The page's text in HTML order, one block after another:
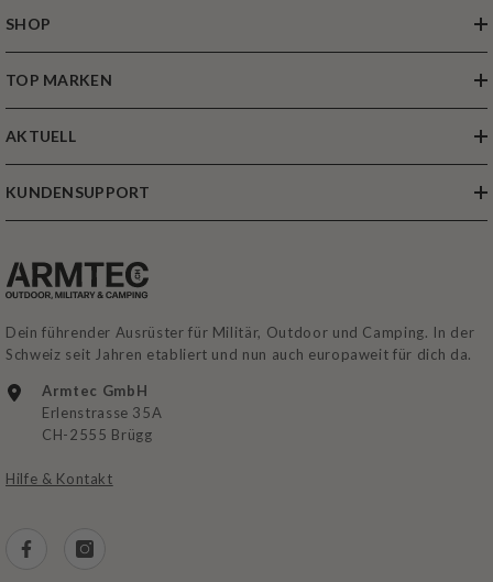
SHOP
TOP MARKEN
AKTUELL
KUNDENSUPPORT
Dein führender Ausrüster für Militär, Outdoor und Camping. In der
Schweiz seit Jahren etabliert und nun auch europaweit für dich da.
Armtec GmbH
Erlenstrasse 35A
CH-2555 Brügg
Hilfe & Kontakt